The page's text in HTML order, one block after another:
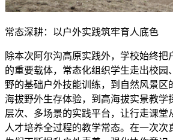
常态深耕：以户外实践筑牢育人底色
除本次阿尔沟高原实践外，学校始终把
的重要载体，常态化组织学生走出校园
野的基础户外技能训练，到自然风景区
海拔野外生存体验，到高海拔实景教学
层次、多场景的实践平台，让行走课堂
人才培养全过程的教学常态。在一次次